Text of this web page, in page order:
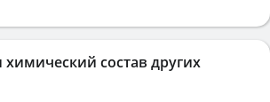
состав других